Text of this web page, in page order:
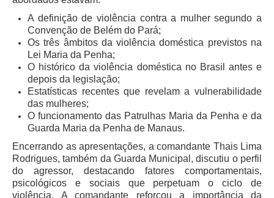
Comissão Permanente de Acessibilidade e Inclusão
Escola Judicial
Programa Trabalho Seguro
Coordenadoria de Saúde
Serviços
Ação Trabalhista (Atermação)
Atermação On-line - Interior de Roraima
A definição de violência contra a mulher segundo a
Convenção de Belém do Pará;
Os três âmbitos da violência doméstica previstos na
Lei Maria da Penha;
O histórico da violência doméstica no Brasil antes e
depois da legislação;
Estatísticas recentes que revelam a vulnerabilidade
das mulheres;
O funcionamento das Patrulhas Maria da Penha e da
Guarda Maria da Penha de Manaus.
Encerrando as apresentações, a comandante Thais Lima
Rodrigues, também da Guarda Municipal, discutiu o perfil
do agressor, destacando fatores comportamentais,
psicológicos e sociais que perpetuam o ciclo de
violência. A comandante reforçou a importância da